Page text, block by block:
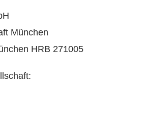
München
HRB 271005